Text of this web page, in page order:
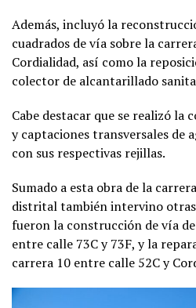
Además, incluyó la
cuadrados de vía sobre la
Cordialidad, así como la
colector de alcantarillado
Cabe destacar que se realizó la
y captaciones transversales de
con sus respectivas rejillas.
Sumado a esta obra de la
distrital también intervino otras
fueron la construcción de vía
entre calle 73C y 73F, y la
carrera 10 entre calle 52C y